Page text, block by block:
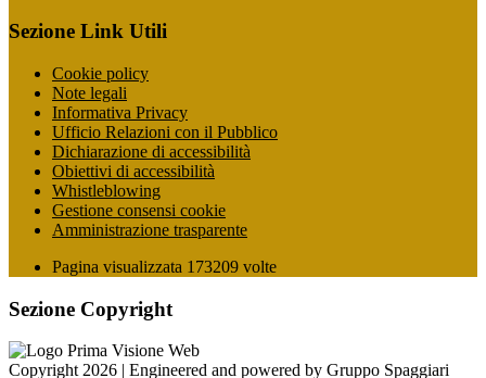
Sezione Link Utili
Cookie policy
Note legali
Informativa Privacy
Ufficio Relazioni con il Pubblico
Dichiarazione di accessibilità
Obiettivi di accessibilità
Whistleblowing
Gestione consensi cookie
Amministrazione trasparente
Pagina visualizzata 173209 volte
Sezione Copyright
Copyright 2026 | Engineered and powered by Gruppo Spaggiari